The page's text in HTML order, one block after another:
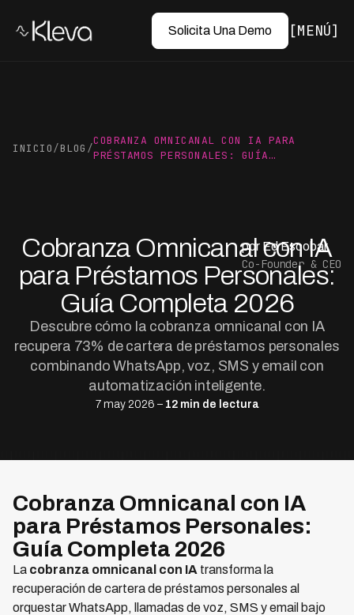
Solicita Una Demo MENÚ
INICIO/BLOG /
COBRANZA OMNICANAL CON IA PARA
PRÉSTAMOS PERSONALES: GUÍA…
Cobranza Omnicanal con IA
para Préstamos Personales:
Guía Completa 2026
Descubre cómo la cobranza omnicanal con IA
recupera 73% de cartera de préstamos personales
combinando WhatsApp, voz, SMS y email con
automatización inteligente.
7 may 2026 – 12 min de lectura
por Ed Escobar
Co-Founder & CEO
Cobranza Omnicanal con IA
para Préstamos Personales:
Guía Completa 2026
La cobranza omnicanal con IA transforma la
recuperación de cartera de préstamos personales al
orquestar WhatsApp, llamadas de voz, SMS y email bajo